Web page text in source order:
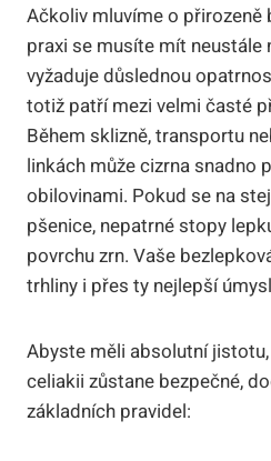
Ačkoliv mluvíme o přirozeně
praxi se musíte mít neustále
vyžaduje důslednou
totiž patří mezi velmi časté
Během sklizně, transportu
linkách může cizrna snadno
obilovinami. Pokud se na
pšenice, nepatrné stopy
povrchu zrn. Vaše
trhliny i přes ty nejlepší
Abyste měli absolutní
celiakii zůstane bezpečné,
základních pravidel: